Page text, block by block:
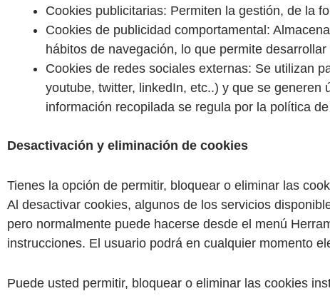
Cookies publicitarias: Permiten la gestión, de la
Cookies de publicidad comportamental:
hábitos de navegación, lo que permite
Cookies de redes sociales externas: Se utilizan
youtube, twitter, linkedIn, etc..) y que se
información recopilada se regula por la política
Desactivación y eliminación de cookies
Tienes la opción de permitir, bloquear o eliminar las
Al desactivar cookies, algunos de los servicios
pero normalmente puede hacerse desde el menú
instrucciones. El usuario podrá en cualquier momento
Puede usted permitir, bloquear o eliminar las cookies